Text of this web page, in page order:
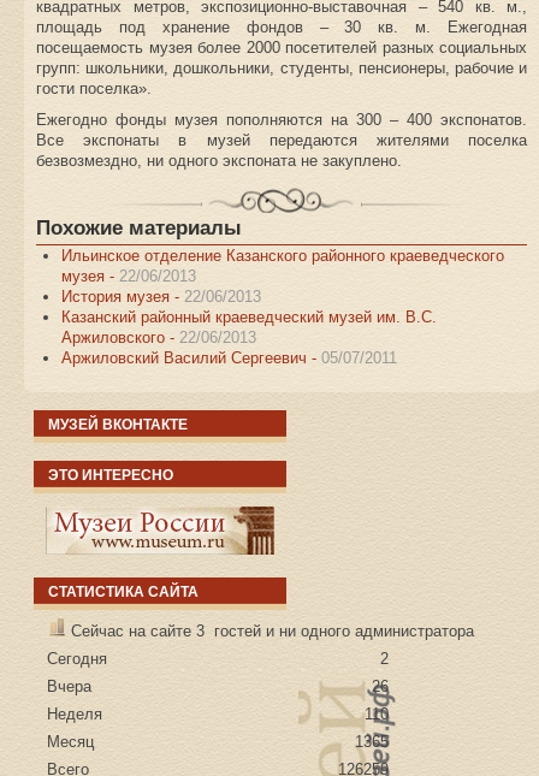
квадратных метров, экспозиционно-выставочная – 540 кв. м.,
площадь под хранение фондов – 30 кв. м. Ежегодная
посещаемость музея более 2000 посетителей разных социальных
групп: школьники, дошкольники, студенты, пенсионеры, рабочие и
гости поселка».
Ежегодно фонды музея пополняются на 300 – 400 экспонатов.
Все экспонаты в музей передаются жителями поселка
безвозмездно, ни одного экспоната не закуплено.
Похожие материалы
Ильинское отделение Казанского районного краеведческого
музея - 22/06/2013
История музея - 22/06/2013
Казанский районный краеведческий музей им. В.С.
Аржиловского - 22/06/2013
Аржиловский Василий Сергеевич - 05/07/2011
МУЗЕЙ ВКОНТАКТЕ
ЭТО ИНТЕРЕСНО
СТАТИСТИКА САЙТА
Сейчас на сайте 3 гостей и ни одного администратора
Сегодня
2
Вчера
26
Неделя
110
Месяц
1365
Всего
126259